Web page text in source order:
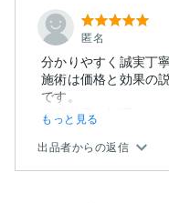
匿名
分かりやすく誠実丁
施術は価格と効果の
です。
鑑定結果も無理...
もっと見る
出品者からの返信